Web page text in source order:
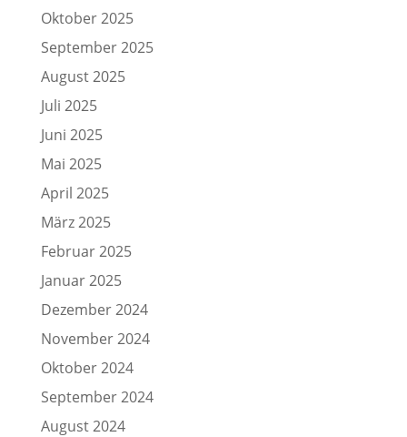
Oktober 2025
September 2025
August 2025
Juli 2025
Juni 2025
Mai 2025
April 2025
März 2025
Februar 2025
Januar 2025
Dezember 2024
November 2024
Oktober 2024
September 2024
August 2024